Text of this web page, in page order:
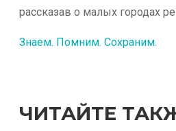
рассказав о малых городах
Знаем. Помним. Сохраним.
ЧИТАЙТЕ